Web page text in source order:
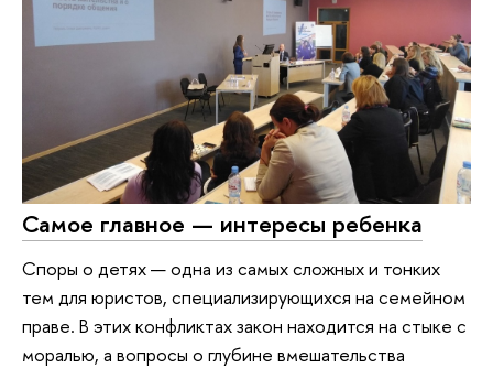
Самое главное — интересы ребенка
Споры о детях — одна из самых сложных и тонких
тем для юристов, специализирующихся на семейном
праве. В этих конфликтах закон находится на стыке с
моралью, а вопросы о глубине вмешательства